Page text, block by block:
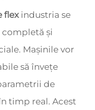
flex industria se
și
Mașinile vor
să învețe
de
timp real. Acest